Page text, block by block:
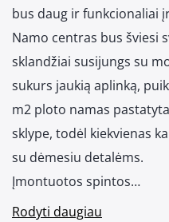
bus daug ir funkcionaliai
Namo centras bus šviesi
sklandžiai susijungs su
sukurs jaukią aplinką,
m2 ploto namas
sklype, todėl kiekvienas
su dėmesiu detalėms.
Įmontuotos spintos…
Rodyti daugiau